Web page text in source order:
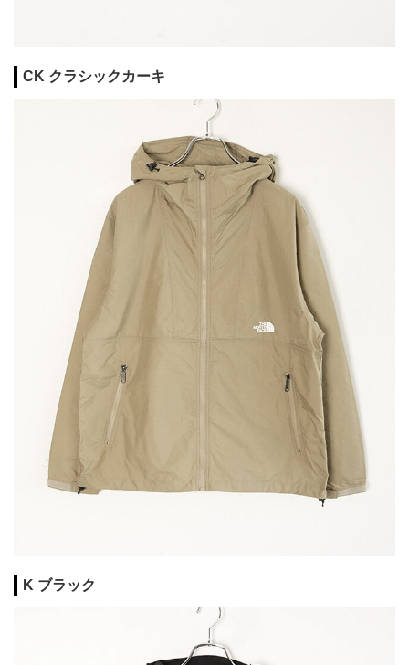
CK クラシックカーキ
K ブラック